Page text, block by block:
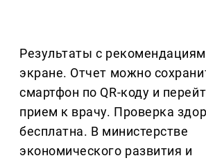
Результаты с
экране. Отчет можно
смартфон по QR-коду и
прием к врачу. Проверка
бесплатна. В министерстве
экономического развития и